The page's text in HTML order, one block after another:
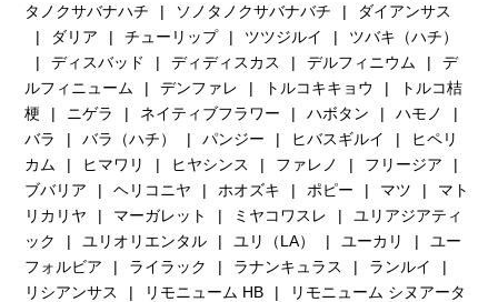
タノクサバナハチ
ソノタノクサバナバチ
ダイアンサス
ダリア
チューリップ ツツジルイ
ツバキ（ハチ）
ディスバッド
ディディスカス デルフィニウム
デ
ルフィニューム
デンファレ トルコキキョウ
トルコ桔
梗
ニゲラ ネイティブフラワー ハボタン
ハモノ
バラ
バラ（ハチ） パンジー ヒバスギルイ
ヒペリ
カム
ヒマワリ ヒヤシンス ファレノ
フリージア
ブバリア
ヘリコニヤ ホオズキ ポピー マツ
マト
リカリヤ
マーガレット ミヤコワスレ
ユリアジアティ
ック
ユリオリエンタル ユリ（LA） ユーカリ
ユー
フォルビア
ライラック ラナンキュラス
ランルイ
リシアンサス
リモニューム HB
リモニューム シヌアータ